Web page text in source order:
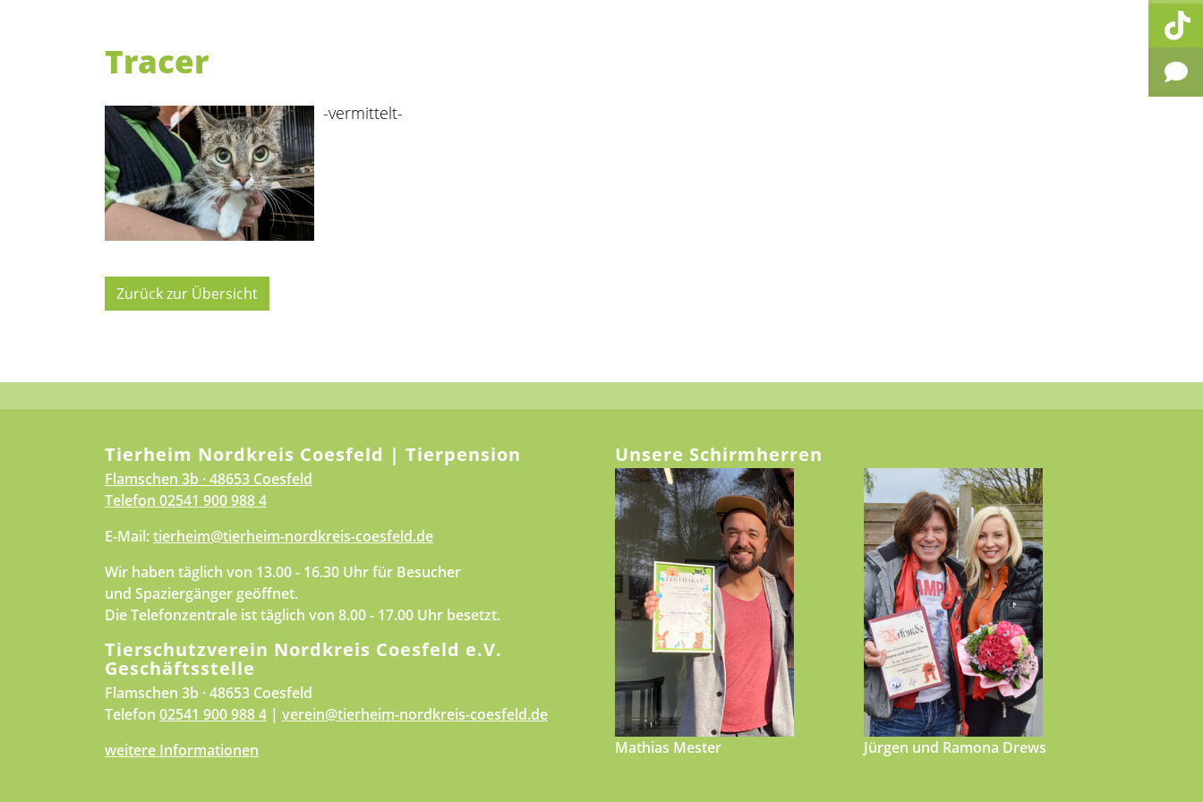
Tracer
-vermittelt-
Zurück zur Übersicht
Tierheim Nordkreis Coesfeld | Tierpension
Flamschen 3b · 48653 Coesfeld
Telefon 02541 900 988 4
E-Mail:tierheim@tierheim-nordkreis-coesfeld.de
Wir haben täglich von 13.00 - 16.30 Uhr für Besucher
und Spaziergänger geöffnet.
Die Telefonzentrale ist täglich von 8.00 - 17.00 Uhr besetzt.
Tierschutzverein Nordkreis Coesfeld e.V.
Geschäftsstelle
Flamschen 3b · 48653 Coesfeld
Telefon 02541 900 988 4 | verein@tierheim-nordkreis-coesfeld.de
weitere Informationen
Unsere Schirmherren
Mathias Mester Jürgen und Ramona Drews